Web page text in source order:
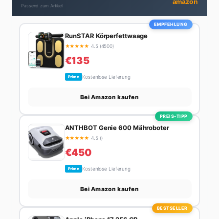
durch die Alpen oder der jährliche Campingtrip mit
den Jungs. Sein Credo: Das Leben ist zu kurz für
Passend zum Artikel
EMPFEHLUNG
RunSTAR Körperfettwaage
★★★★★ 4.5 (4500)
€135
Prime Kostenlose Lieferung
Bei Amazon kaufen
PREIS-TIPP
ANTHBOT Genie 600 Mähroboter
★★★★★ 4.5 ()
€450
Prime Kostenlose Lieferung
Bei Amazon kaufen
BESTSELLER